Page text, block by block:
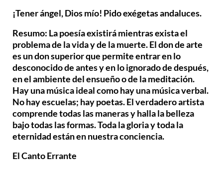
¡Tener ángel, Dios mío! Pido exégetas andaluces.
Resumo: La poesía existirá mientras exista el
problema de la vida y de la muerte. El don de arte
es un don superior que permite entrar en lo
desconocido de antes y en lo ignorado de después,
en el ambiente del ensueño o de la meditación.
Hay una música ideal como hay una música verbal.
No hay escuelas; hay poetas. El verdadero artista
comprende todas las maneras y halla la belleza
bajo todas las formas. Toda la gloria y toda la
eternidad están en nuestra conciencia.
El Canto Errante